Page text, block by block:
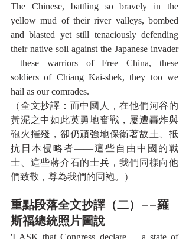
The Chinese, battling so bravely in the
yellow mud of their river valleys, bombed
and blasted yet still tenaciously defending
their native soil against the Japanese invader
—these warriors of Free China, these
soldiers of Chiang Kai-shek, they too we
hail as our comrades.
（全文抄譯：而中國人，在他們河谷的
黃泥之中如此英勇地奮戰，屢遭轟炸與
砲火摧殘，卻仍頑強地保衛著故土、抵
抗日本侵略者——這些自由中國的戰
士、這些蔣介石的士兵，我們同樣向他
們致敬，尊為我們的同袍。）
重點段落全文抄譯（二）——羅
斯福總統照片圖說
'I ASK that Congress declare ... a state of